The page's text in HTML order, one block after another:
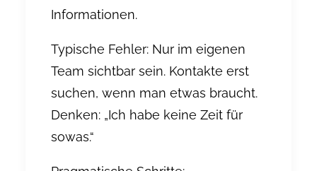
Informationen.
Typische Fehler: Nur im eigenen
Team sichtbar sein. Kontakte erst
suchen, wenn man etwas braucht.
Denken: „Ich habe keine Zeit für
sowas.“